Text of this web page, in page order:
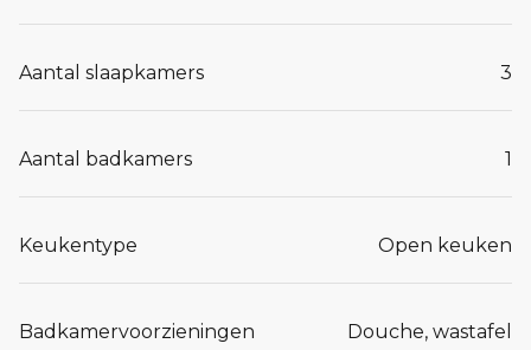
Aantal slaapkamers 3
Aantal badkamers 1
Keukentype Open keuken
Badkamervoorzieningen Douche, wastafel